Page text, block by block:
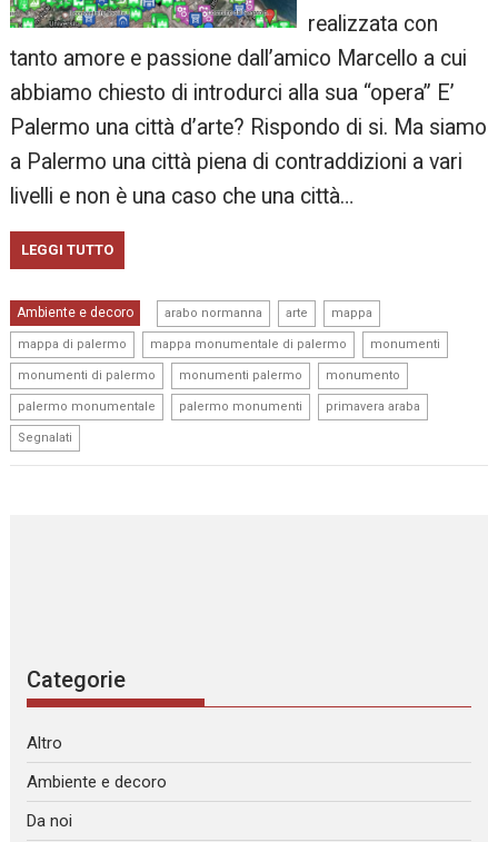
realizzata con
tanto amore e passione dall’amico Marcello a cui
abbiamo chiesto di introdurci alla sua “opera” E’
Palermo una città d’arte? Rispondo di si. Ma siamo
a Palermo una città piena di contraddizioni a vari
livelli e non è una caso che una città…
LEGGI TUTTO
Ambiente e decoro arabo normanna arte mappa
mappa di palermo mappa monumentale di palermo monumenti
monumenti di palermo monumenti palermo monumento
palermo monumentale palermo monumenti primavera araba
Segnalati
Categorie
Altro
Ambiente e decoro
Da noi